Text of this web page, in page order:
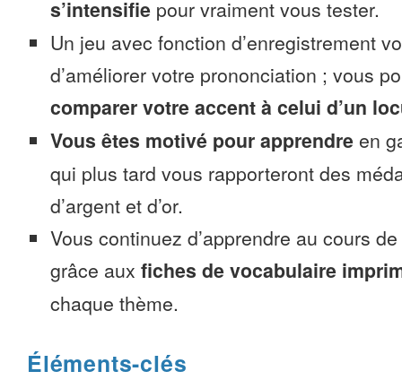
s’intensifie pour vraiment vous tester.
Un jeu avec fonction d’enregistrement
d’améliorer votre prononciation ; vous
comparer votre accent à celui d’un
Vous êtes motivé pour apprendre en
qui plus tard vous rapporteront des
d’argent et d’or.
Vous continuez d’apprendre au cours
grâce aux fiches de vocabulaire
chaque thème.
Éléments-clés